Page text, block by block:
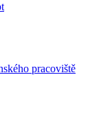
pracoviště